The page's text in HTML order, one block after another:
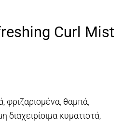
Curl Mist
φριζαρισμένα, θαμπά,
διαχειρίσιμα κυματιστά,